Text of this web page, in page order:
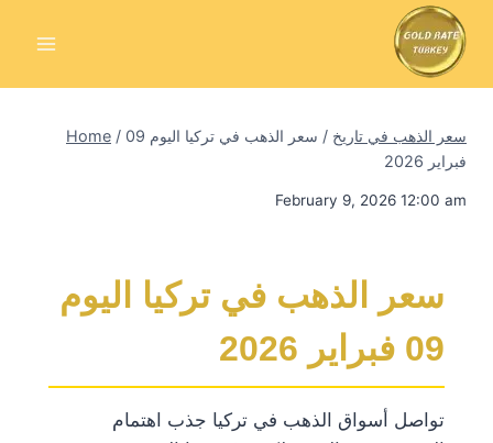
Home / سعر الذهب في تاريخ /
سعر الذهب في تركيا اليوم 09
فبراير 2026
February 9, 2026 12:00 am
سعر الذهب في تركيا اليوم
09 فبراير 2026
تواصل أسواق الذهب في تركيا جذب اهتمام